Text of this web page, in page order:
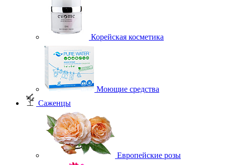
Корейская косметика
Моющие средства
Саженцы
Европейские розы